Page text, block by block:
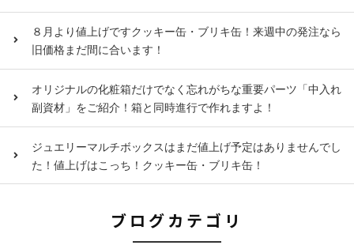
８月より値上げですクッキー缶・ブリキ缶！来週中の発注なら
旧価格まだ間に合います！
オリジナルの化粧箱だけでなく忘れがちな重要パーツ「中入れ
副資材」をご紹介！箱と同時進行で作れますよ！
ジュエリーマルチボックスはまだ値上げ予定はありませんでし
た！値上げはこっち！クッキー缶・ブリキ缶！
ブログカテゴリ